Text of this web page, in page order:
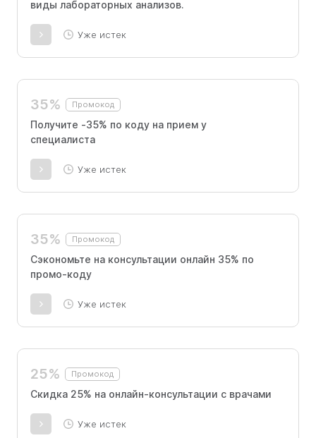
виды лабораторных анализов.
Уже истек
35% Промокод
Получите -35% по коду на прием у
специалиста
Уже истек
35% Промокод
Сэкономьте на консультации онлайн 35% по
промо-коду
Уже истек
25% Промокод
Скидка 25% на онлайн-консультации с врачами
Уже истек